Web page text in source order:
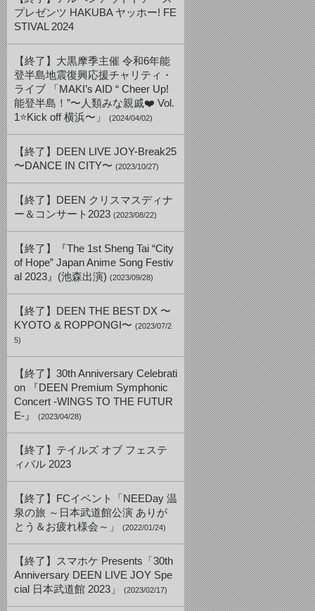
プレゼンツ HAKUBA ヤッホー! FE
STIVAL 2024
【終了】大黒摩季主催 令和6年能
登半島地震復興応援チャリティ・
ライブ 「MAKI’s AID “ Cheer Up!
能登半島！”〜人類みな親戚❤️ Vol.
1⭐️Kick off 横浜〜」
(2024/04/02)
【終了】DEEN LIVE JOY-Break25
〜DANCE IN CITY〜 (2023/10/27)
【終了】DEEN クリスマスディナ
ー＆コンサート2023 (2023/08/22)
【終了】『The 1st Sheng Tai “City
of Hope” Japan Anime Song Festiv
al 2023』(池森出演) (2023/09/28)
【終了】DEEN THE BEST DX 〜
KYOTO & ROPPONGI〜 (2023/07/2
5)
【終了】30th Anniversary Celebrati
on 『DEEN Premium Symphonic
Concert -WINGS TO THE FUTUR
E-』
(2023/04/28)
【終了】テイルズ オブ フェステ
ィバル 2023
【終了】FCイベント「NEEDay 温
泉の旅 ～日本武道館公演 ありが
とう＆お疲れ様会～」
(2022/01/24)
【終了】スマホケ Presents「30th
Anniversary DEEN LIVE JOY Spe
cial 日本武道館 2023」
(2023/02/17)